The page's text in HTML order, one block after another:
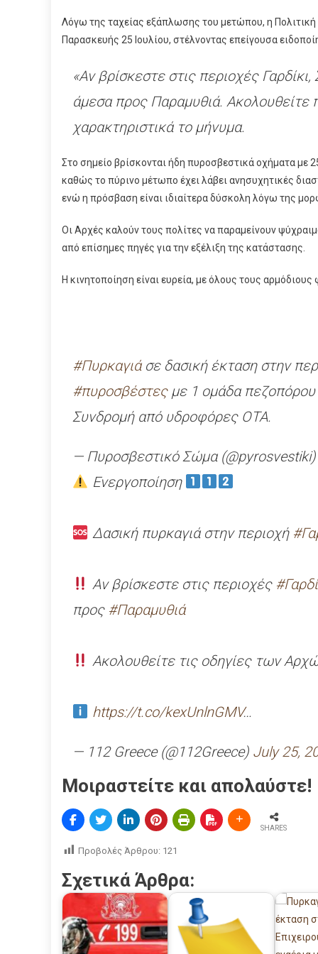
Λόγω της ταχείας εξάπλωσης του μετώπου, η
Παρασκευής 25 Ιουλίου, στέλνοντας επείγουσα
«Αν βρίσκεστε στις περιοχές
άμεσα προς Παραμυθιά. Ακολουθείτε
χαρακτηριστικά το μήνυμα.
Στο σημείο βρίσκονται ήδη πυροσβεστικά οχήματα με
καθώς το πύρινο μέτωπο έχει λάβει ανησυχητικές
ενώ η πρόσβαση είναι ιδιαίτερα δύσκολη λόγω της
Οι Αρχές καλούν τους πολίτες να παραμείνουν
από επίσημες πηγές για την εξέλιξη της κατάστασης.
Η κινητοποίηση είναι ευρεία, με όλους τους αρμόδιους
#Πυρκαγιάσε δασική έκταση στην
#πυροσβέστεςμε 1 ομάδα
Συνδρομή από υδροφόρες ΟΤΑ.
— Πυροσβεστικό Σώμα (@pyrosvestiki)
Ενεργοποίηση
Δασική πυρκαγιά στην περιοχή
Αν βρίσκεστε στις περιοχές
προς #Παραμυθιά
Ακολουθείτε τις οδηγίες των
https://t.co/kexUnlnGMV…
— 112 Greece (@112Greece) July 25,
Μοιραστείτε και απολαύστε!
SHARES
Προβολές Άρθρου: 121
Σχετικά Άρθρα: